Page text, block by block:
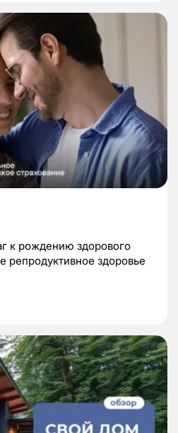
к рождению здорового
здоровье